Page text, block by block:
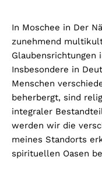
In Moschee in Der
zunehmend
Insbesondere in
Menschen
beherbergt, sind
integraler
werden wir die
meines Standorts
spirituellen Oasen